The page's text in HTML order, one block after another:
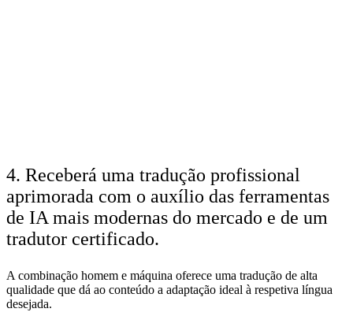
4. Receberá uma tradução profissional
aprimorada com o auxílio das ferramentas
de IA mais modernas do mercado e de um
tradutor certificado.
A combinação homem e máquina oferece uma tradução de alta
qualidade que dá ao conteúdo a adaptação ideal à respetiva língua
desejada.